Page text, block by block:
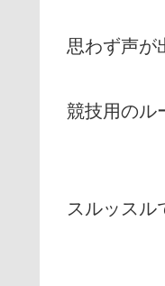
思わず声が
競技用のル
スルッスル